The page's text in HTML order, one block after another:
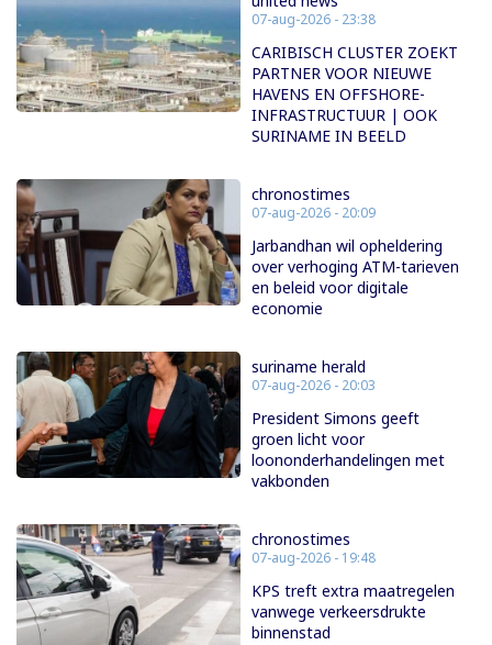
07-aug-2026 - 23:38
CARIBISCH CLUSTER ZOEKT
PARTNER VOOR NIEUWE
HAVENS EN OFFSHORE-
INFRASTRUCTUUR | OOK
SURINAME IN BEELD
chronostimes
07-aug-2026 - 20:09
Jarbandhan wil opheldering
over verhoging ATM-tarieven
en beleid voor digitale
economie
suriname herald
07-aug-2026 - 20:03
President Simons geeft
groen licht voor
loononderhandelingen met
vakbonden
chronostimes
07-aug-2026 - 19:48
KPS treft extra maatregelen
vanwege verkeersdrukte
binnenstad